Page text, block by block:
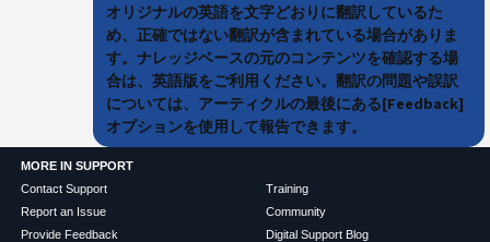
オリジナルの英語を文字どおりに翻訳しているた
め、正確ではない翻訳が含まれている場合がありま
す。ナレッジベースの元のコンテンツを確認する場
合は、英語版をご利用ください。翻訳の問題や誤訳
については、アーティクルの最後にある[Feedback]
オプションを使用して報告できます。
MORE IN SUPPORT
Contact Support
Report an Issue
Provide Feedback
Training
Community
Digital Support Blog